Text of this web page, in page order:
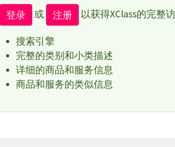
登录 或 注册 以获得XClass的完整
搜索引擎
完整的类别和小类描述
详细的商品和服务信息
商品和服务的类似信息